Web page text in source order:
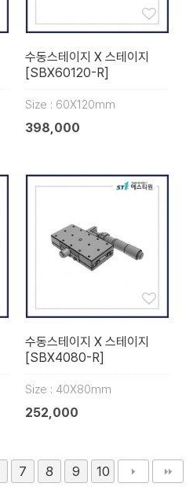
수동스테이지 X 스테이지
[SBX60120-R]
Size : 60X120mm
398,000
수동스테이지 X 스테이지
[SBX4080-R]
Size : 40X80mm
252,000
7 8 9 10